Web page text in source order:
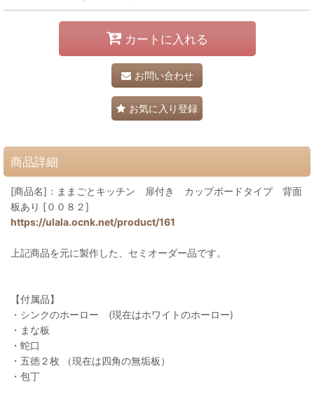
カートに入れる
お問い合わせ
お気に入り登録
商品詳細
[商品名]：ままごとキッチン 扉付き カップボードタイプ 背面
板あり [００８２]
https://ulala.ocnk.net/product/161
上記商品を元に製作した、セミオーダー品です。
【付属品】
・シンクのホーロー (現在はホワイトのホーロー)
・まな板
・蛇口
・五徳２枚 （現在は四角の無垢板）
・包丁